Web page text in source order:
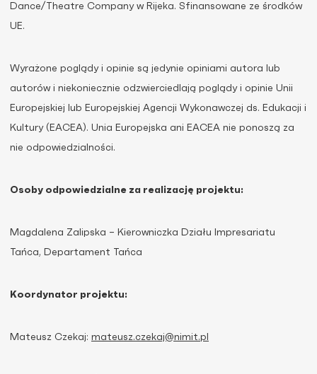
Dance/Theatre Company w Rijeka. Sfinansowane ze środków
UE.
Wyrażone poglądy i opinie są jedynie opiniami autora lub
autorów i niekoniecznie odzwierciedlają poglądy i opinie Unii
Europejskiej lub Europejskiej Agencji Wykonawczej ds. Edukacji i
Kultury (EACEA). Unia Europejska ani EACEA nie ponoszą za
nie odpowiedzialności.
Osoby odpowiedzialne za realizację projektu:
Magdalena Zalipska – Kierowniczka Działu Impresariatu
Tańca, Departament Tańca
Koordynator projektu:
Mateusz Czekaj: mateusz.czekaj@nimit.pl